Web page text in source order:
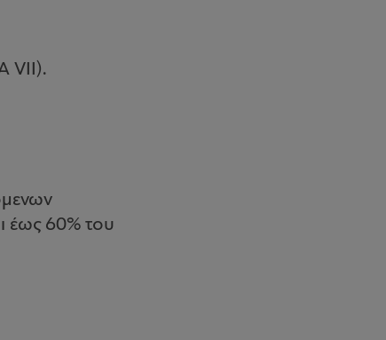
VII).
έως 60% του